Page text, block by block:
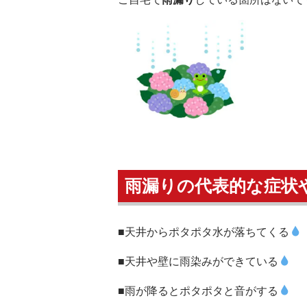
雨漏りの代表的な症状
■天井からポタポタ水が落ちてくる
■天井や壁に雨染みができている
■雨が降るとポタポタと音がする